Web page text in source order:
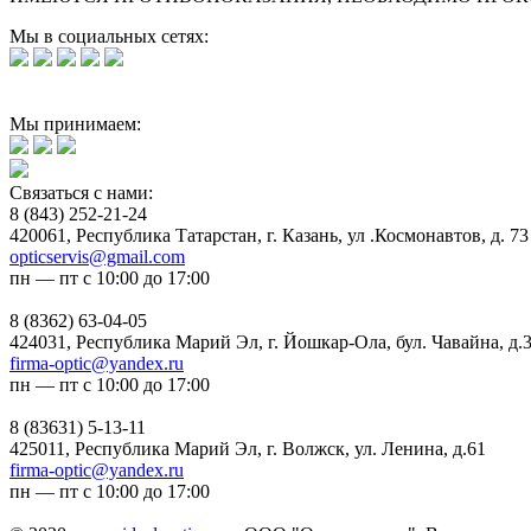
Мы в социальных сетях:
Мы принимаем:
Связаться с нами:
8 (843) 252-21-24
420061, Республика Татарстан, г. Казань, ул .Космонавтов, д. 73
opticservis@gmail.com
пн — пт с 10:00 до 17:00
8 (8362) 63-04-05
424031, Республика Марий Эл, г. Йошкар-Ола, бул. Чавайна,
firma-optic@yandex.ru
пн — пт с 10:00 до 17:00
8 (83631) 5-13-11
425011, Республика Марий Эл, г. Волжск, ул. Ленина, д.61
firma-optic@yandex.ru
пн — пт с 10:00 до 17:00